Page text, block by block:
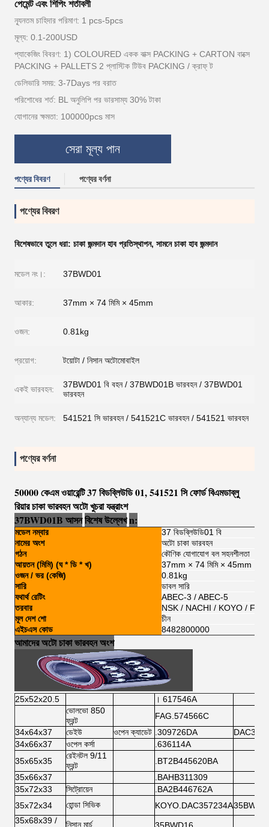
পেমেন্ট এবং শিপিং শর্তাবলী
ন্যূনতম চাহিদার পরিমাণ: 1 pcs-5pcs
মূল্য: 0.1-200USD
প্যাকেজিং বিবরণ: 1) COLOURED একক বাক্স PACKING + CARTON বাক্সে
PACKING + PALLETS 2 প্লাস্টিক টিউব PACKING / ক্রাফ্ ট
ডেলিভারি সময়: 3-7Days পর বরাত
পরিশোধের শর্ত: BL অনুলিপি পর ভারসাম্য 30% টাকা
যোগানের ক্ষমতা: 100000pcs মাস
সেরা মূল্য পান
পণ্যের বিবরণ পণ্যের বর্ণনা
পণ্যের বিবরণ
বিশেষভাবে তুলে ধরা: চাকা জন্মদান হাব প্রতিস্থাপন, সামনে চাকা হাব জন্মদান
মডেল নং।: 37BWD01
আকার: 37mm × 74 মিমি × 45mm
ওজন: 0.81kg
প্রয়োগ: টয়োটা / নিসান অটোমোবাইল
একই ভারবহন:
37BWD01 বি বহন / 37BWD01B ভারবহন / 37BWD01
ভারবহন
অন্যান্য মডেল: 541521 সি ভারবহন / 541521C ভারবহন / 541521 ভারবহন
পণ্যের বর্ণনা
50000 কেএম ওয়ারেন্টি 37 বিডব্লিউডি 01, 541521 সি ফোর্ড বিএমডাব্লু
রিয়ার চাকা ভারবহন অটো খুচরা যন্ত্রাংশ
37BWD01B আসনবিশেষ উল্লেখn:
মডেল নম্বার
37 বিডব্লিউডি01 বি
নামের অংশ
অটো চাকা ভারবহন
গঠন
কৌণিক যোগাযোগ বল সহনশীলতা
আয়তন (মিমি) (ঘ * ডি * খ)
37mm × 74 মিমি × 45mm
ওজন / ভর (কেজি)
0.81kg
সারি
ডাবল সারি
যথার্থ রেটিং
ABEC-3 / ABEC-5
তরবার
NSK / NACHI / KOYO / FSK
মূল দেশ শো
চীন
এইচএস কোড
8482800000
আমাদের অটো চাকা ভারবহন অংশ
25x52x20.5
। 617546A
ভোলভো 850
ফ্রন্ট
FAG.574566C
34x64x37
ডেইউ ওপেন ক্যাডেট .309726DA
34x66x37
ওপেল কর্সা
.636114A
35x65x35
রেইনটল 9/11
ফ্রন্ট
.BT2B445620BA
35x66x37
.BAHB311309
35x72x33
সিট্রোয়েন
.BA2B446762A
35x72x34
হোন্ডা সিভিক KOYO.DAC357234A
35x68x39 /
নিসান মার্চ